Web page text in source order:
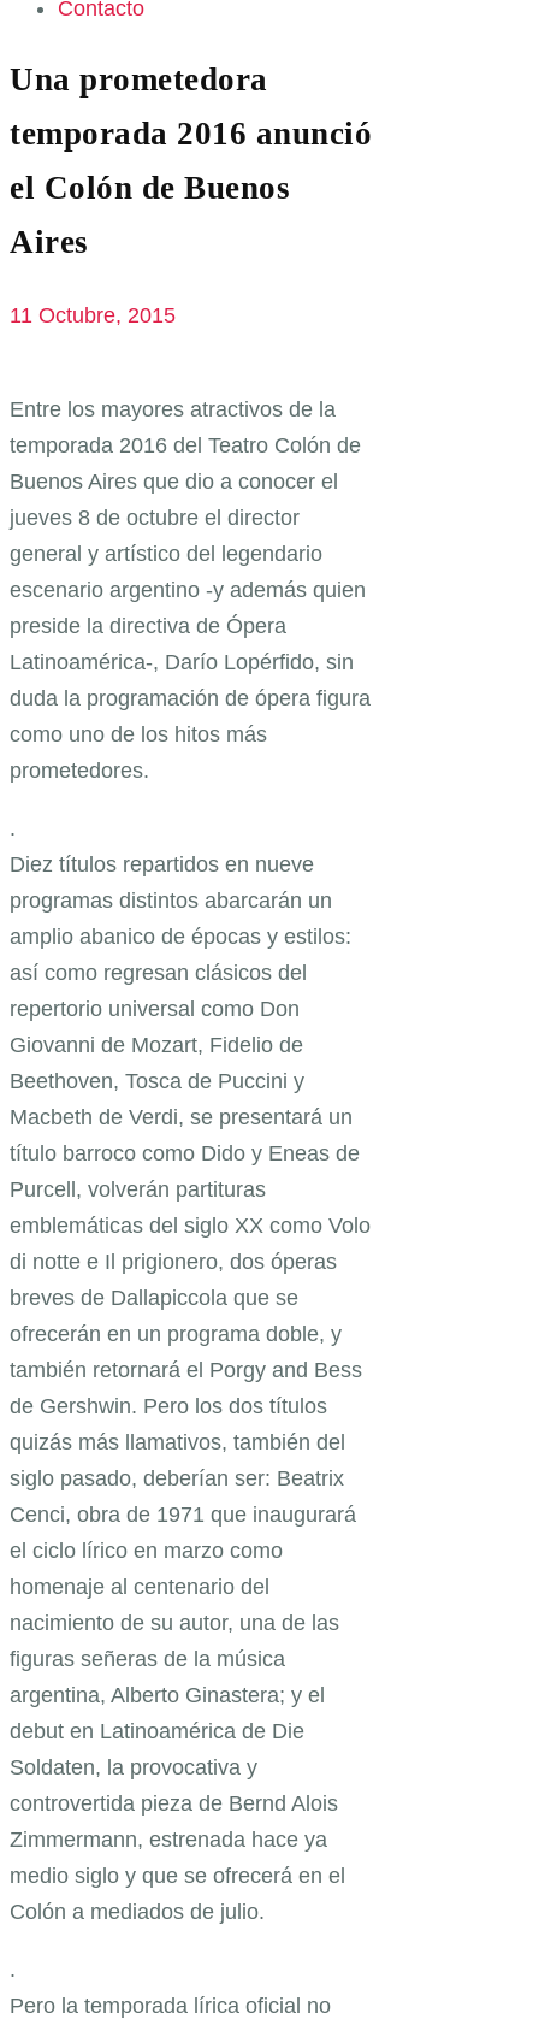
Contacto
Una prometedora
temporada 2016 anunció
el Colón de Buenos
Aires
11 Octubre, 2015
Entre los mayores atractivos de la
temporada 2016 del Teatro Colón de
Buenos Aires que dio a conocer el
jueves 8 de octubre el director
general y artístico del legendario
escenario argentino -y además quien
preside la directiva de Ópera
Latinoamérica-, Darío Lopérfido, sin
duda la programación de ópera figura
como uno de los hitos más
prometedores.
.
Diez títulos repartidos en nueve
programas distintos abarcarán un
amplio abanico de épocas y estilos:
así como regresan clásicos del
repertorio universal como Don
Giovanni de Mozart, Fidelio de
Beethoven, Tosca de Puccini y
Macbeth de Verdi, se presentará un
título barroco como Dido y Eneas de
Purcell, volverán partituras
emblemáticas del siglo XX como Volo
di notte e Il prigionero, dos óperas
breves de Dallapiccola que se
ofrecerán en un programa doble, y
también retornará el Porgy and Bess
de Gershwin. Pero los dos títulos
quizás más llamativos, también del
siglo pasado, deberían ser: Beatrix
Cenci, obra de 1971 que inaugurará
el ciclo lírico en marzo como
homenaje al centenario del
nacimiento de su autor, una de las
figuras señeras de la música
argentina, Alberto Ginastera; y el
debut en Latinoamérica de Die
Soldaten, la provocativa y
controvertida pieza de Bernd Alois
Zimmermann, estrenada hace ya
medio siglo y que se ofrecerá en el
Colón a mediados de julio.
.
Pero la temporada lírica oficial no